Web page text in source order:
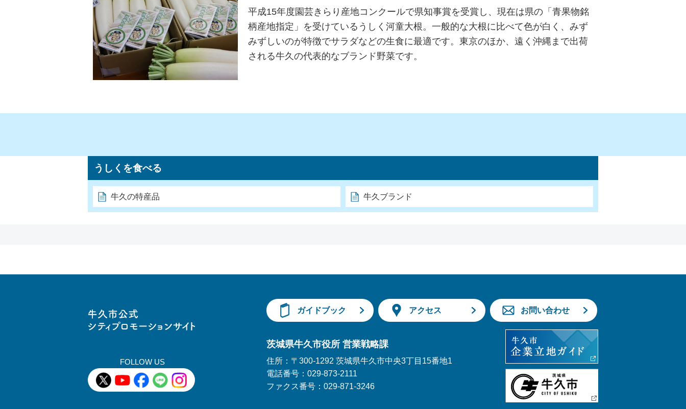
平成15年度園芸きらり産地コンクールで県知事賞を受賞し、現在は県の「青果物銘
柄産地指定」を受けているうしく河童大根。一般的な大根に比べて色が白く、みず
みずしいのが特徴でサラダなどの生食に最適です。東京のほか、遠く沖縄まで出荷
される牛久の代表的なブランド野菜です。
うしくを食べる
牛久の特産品 牛久ブランド
FOLLOW US
牛久市X(旧twitter)
牛久市Youtube
牛久市Facebook
牛久市LINE牛久市Instagram
ガイドブック アクセス お問い合わせ
茨城県牛久市役所 営業戦略課
住所： 〒300-1292 茨城県牛久市中央3丁目15番地1
電話番号： 029-873-2111
ファクス番号： 029-871-3246